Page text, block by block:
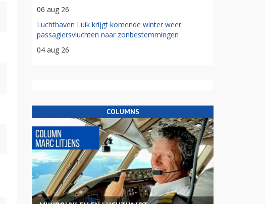
06 aug 26
Luchthaven Luik krijgt komende winter weer
passagiersvluchten naar zonbestemmingen
04 aug 26
COLUMNS